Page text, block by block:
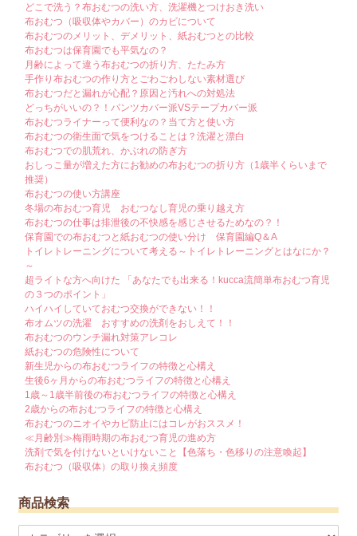
どこで洗う？布おむつの洗い方、洗濯機とつけおき洗い
布おむつ（吸収体やカバー）のカビについて
布おむつのメリット、デメリット、紙おむつとの比較
布おむつは保育園でも平気なの？
月齢によって違う布おむつの折り方、たたみ方
手作り布おむつの作り方とごわごわしない素材選び
布おむつだと漏れが心配？原因と汚れへの対処法
どっちがいいの？！パンツカバー派VSテープカバー派
布おむつライナーって便利なの？当て方と使い方
布おむつの衛生面で気をつけることは？洗濯と漂白
布おむつでの肌荒れ、かぶれの防ぎ方
おしっこ量が増えた方にお勧めの布おむつの折り方（1歳半くらいまで
推奨）
布おむつの使い方講座
冬場の布おむつ育児 おむつなし育児の乗り越え方
布おむつの仕事は排泄後の不快感を感じさせるためなの？！
保育園での布おむつと紙おむつの使い分け 保育園編Q＆A
トイレトレーニングについて考える～トイレトレーニングとはなにか？
～
超ライトな方へ向けた 「あなたでも出来る！kucca流簡単布おむつ育児
の３つのポイント」
ハイハイしていておむつ交換ができない！！
布オムツの洗濯 おすすめの洗剤をおしえて！！
布おむつのウンチ漏れ対策アレコレ
紙おむつの危険性について
新生児からの布おむつライフの特徴と心構え
生後6ヶ月からの布おむつライフの特徴と心構え
1歳～1歳半前後の布おむつライフの特徴と心構え
2歳からの布おむつライフの特徴と心構え
布おむつのニオイやカビ防止にはコレがおススメ！
≪月齢別≫梅雨時期の布おむつ育児の進め方
洗剤で気を付けないといけないこと【色落ち・色移りの注意喚起】
布おむつ（吸収体）の取り換え頻度
商品検索